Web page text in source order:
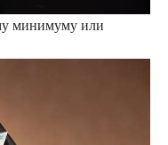
минимуму или